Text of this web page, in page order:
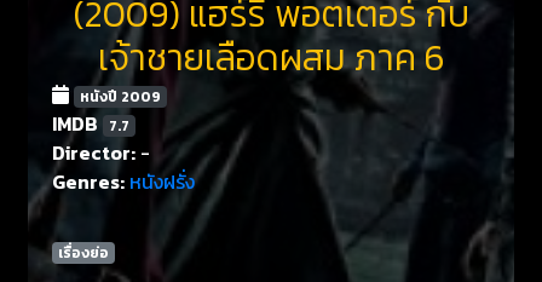
(2009) แฮร์รี่ พอตเตอร์ กับ
เจ้าชายเลือดผสม ภาค 6
หนังปี 2009
IMDB 7.7
Director: -
Genres: หนังฝรั่ง
เรื่องย่อ